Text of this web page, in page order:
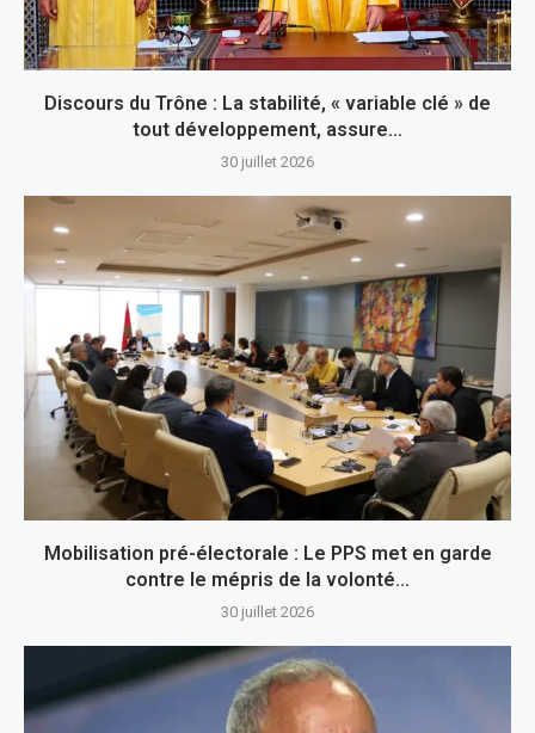
Discours du Trône : La stabilité, « variable clé » de
tout développement, assure...
30 juillet 2026
Mobilisation pré-électorale : Le PPS met en garde
contre le mépris de la volonté...
30 juillet 2026